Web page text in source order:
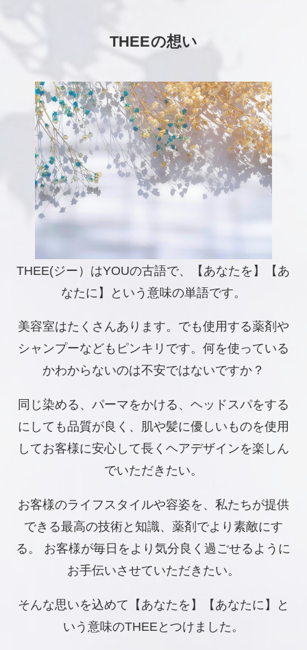
THEEの想い
THEE(ジー）はYOUの古語で、【あなたを】【あ
なたに】という意味の単語です。
美容室はたくさんあります。でも使用する薬剤や
シャンプーなどもピンキリです。何を使っている
かわからないのは不安ではないですか？
同じ染める、パーマをかける、ヘッドスパをする
にしても品質が良く、肌や髪に優しいものを使用
してお客様に安心して長くヘアデザインを楽しん
でいただきたい。
お客様のライフスタイルや容姿を、私たちが提供
できる最高の技術と知識、薬剤でより素敵にす
る。 お客様が毎日をより気分良く過ごせるように
お手伝いさせていただきたい。
そんな思いを込めて【あなたを】【あなたに】と
いう意味のTHEEとつけました。